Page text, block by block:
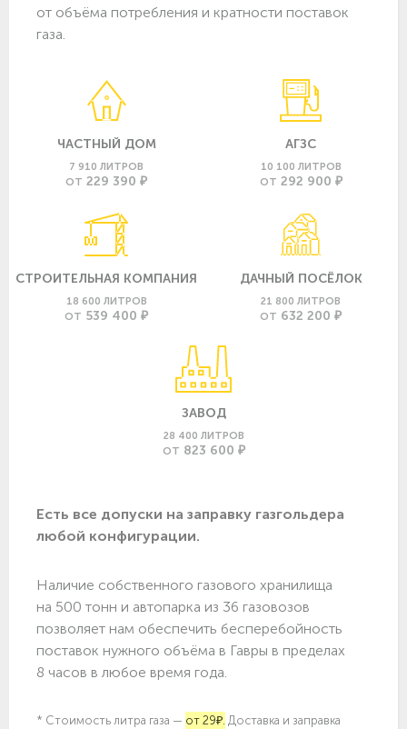
от объёма потребления и кратности поставок
газа.
ЧАСТНЫЙ ДОМ
7 910 ЛИТРОВ
ОТ 229 390 ₽
АГЗС
10 100 ЛИТРОВ
ОТ 292 900 ₽
СТРОИТЕЛЬНАЯ КОМПАНИЯ
18 600 ЛИТРОВ
ОТ 539 400 ₽
ДАЧНЫЙ ПОСЁЛОК
21 800 ЛИТРОВ
ОТ 632 200 ₽
ЗАВОД
28 400 ЛИТРОВ
ОТ 823 600 ₽
Есть все допуски нa заправку газгольдера
любой конфигурации.
Наличие собственного газового хранилища
на 500 тонн и автопарка из 36 газовозов
позволяет нам обеспечить бесперебойность
поставок нужного объёма в Гавры в пределах
8 часов в любое время года.
* Стоимость литра газа — от 29₽. Доставка и заправка